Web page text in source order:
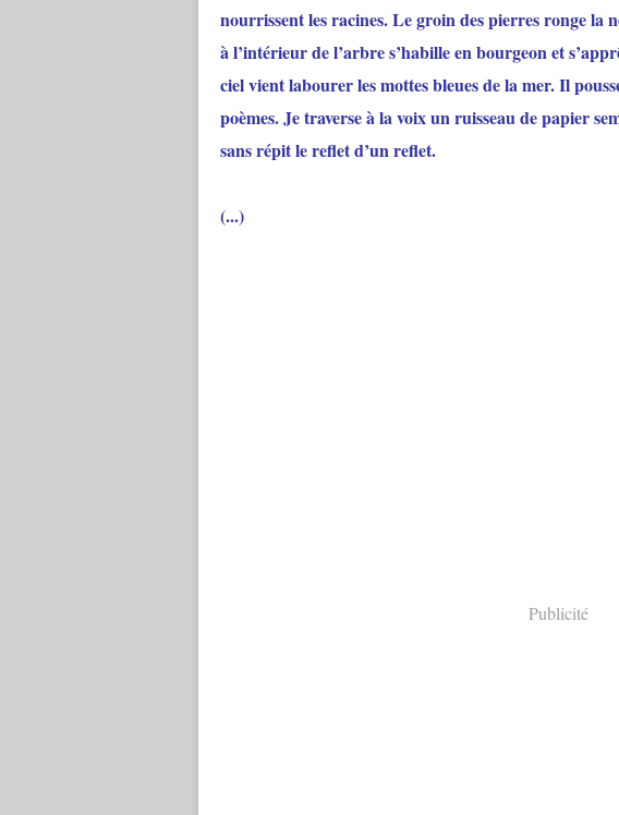
nourrissent les racines. Le groin des pierres ronge la
à l’intérieur de l’arbre s’habille en bourgeon et
ciel vient labourer les mottes bleues de la mer. Il
poèmes. Je traverse à la voix un ruisseau de papier
sans répit le reflet d’un reflet.
(...)
Publicité